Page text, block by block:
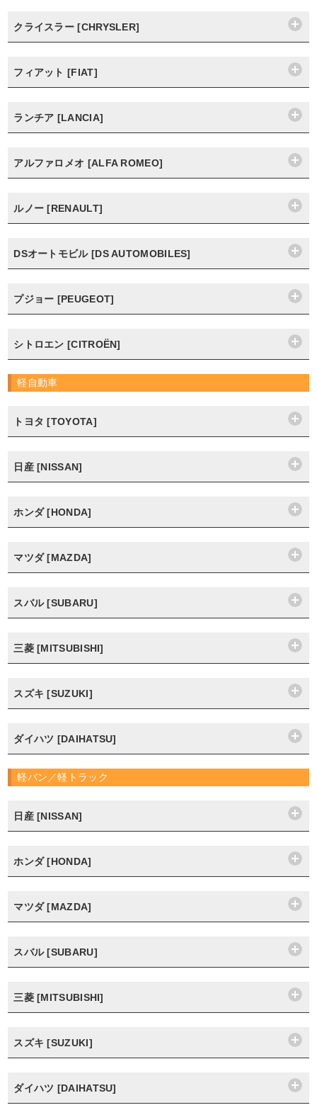
クライスラー [CHRYSLER]
フィアット [FIAT]
ランチア [LANCIA]
アルファロメオ [ALFA ROMEO]
ルノー [RENAULT]
DSオートモビル [DS AUTOMOBILES]
プジョー [PEUGEOT]
シトロエン [CITROËN]
軽自動車
トヨタ [TOYOTA]
日産 [NISSAN]
ホンダ [HONDA]
マツダ [MAZDA]
スバル [SUBARU]
三菱 [MITSUBISHI]
スズキ [SUZUKI]
ダイハツ [DAIHATSU]
軽バン／軽トラック
日産 [NISSAN]
ホンダ [HONDA]
マツダ [MAZDA]
スバル [SUBARU]
三菱 [MITSUBISHI]
スズキ [SUZUKI]
ダイハツ [DAIHATSU]